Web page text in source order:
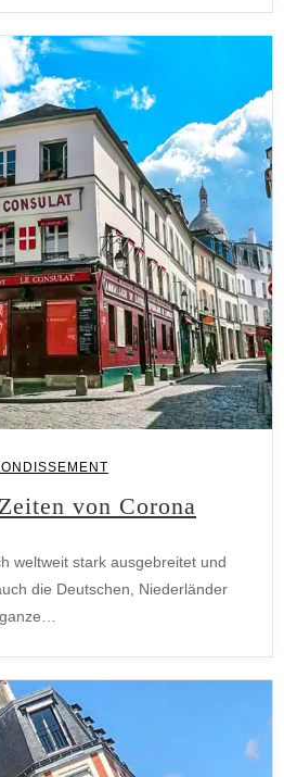
von Corona
weltweit stark ausgebreitet und
die Deutschen, Niederländer